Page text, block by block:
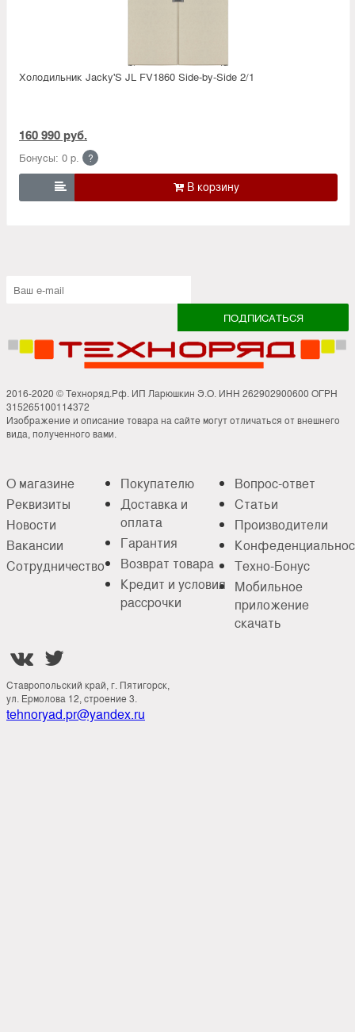
Холодильник Jacky'S JL FV1860 Side-by-Side 2/1
160 990 руб.
Бонусы: 0 р. ?

2016-2020 © Техноряд.Рф. ИП Ларюшкин Э.О. ИНН 262902900600 ОГРН
315265100114372
Изображение и описание товара на сайте могут отличаться от внешнего
вида, полученного вами.
О магазине
Реквизиты
Новости
Вакансии
Сотрудничество
Покупателю
Доставка и
оплата
Гарантия
Возврат товара
Кредит и условия
рассрочки
Вопрос-ответ
Статьи
Производители
Техно-Бонус
Мобильное
приложение
скачать
 
Ставропольский край, г. Пятигорск,
ул. Ермолова 12, строение 3.
tehnoryad.pr@yandex.ru